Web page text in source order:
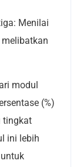
Menilai
modul
(%)
tingkat
ini lebih